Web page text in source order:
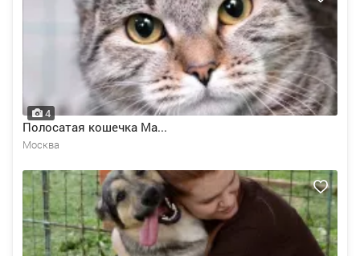
Полосатая кошечка Ма...
4
Москва